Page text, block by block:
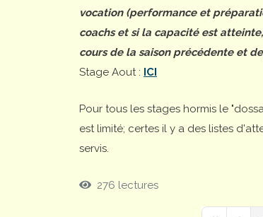
vocation (performance et
coachs et si la capacité est
cours de la saison précédente et
Stage Aout : ICI
Pour tous les stages hormis le
est limité; certes il y a des listes
servis.
276 lectures